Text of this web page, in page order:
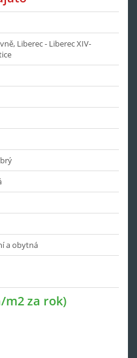
Liberec - Liberec XIV-
a obytná
m2 za rok)